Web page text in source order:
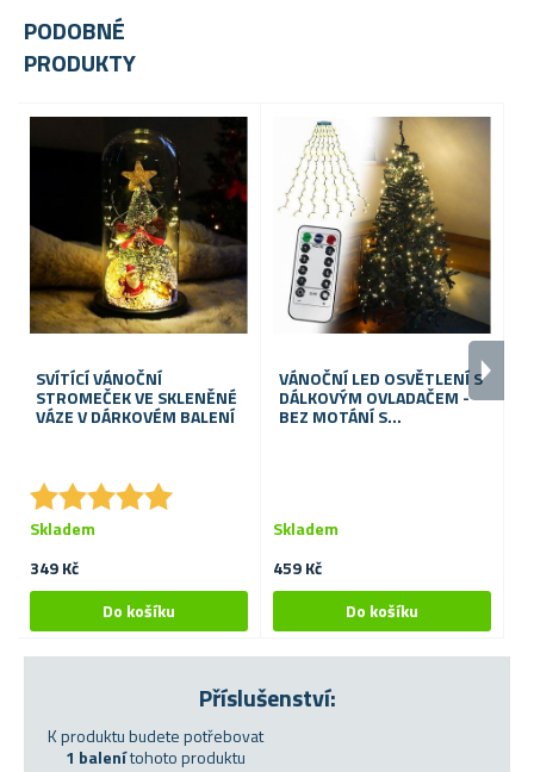
PODOBNÉ
PRODUKTY
SVÍTÍCÍ VÁNOČNÍ
STROMEČEK VE SKLENĚNÉ
VÁZE V DÁRKOVÉM BALENÍ
★★★★★
★★★★★
349 Kč
Skladem
VÁNOČNÍ LED OSVĚTLENÍ S
DÁLKOVÝM OVLADAČEM -
BEZ MOTÁNÍ S
459 Kč
Skladem
Příslušenství:
K produktu budete potřebovat
1 balenítohoto produktu